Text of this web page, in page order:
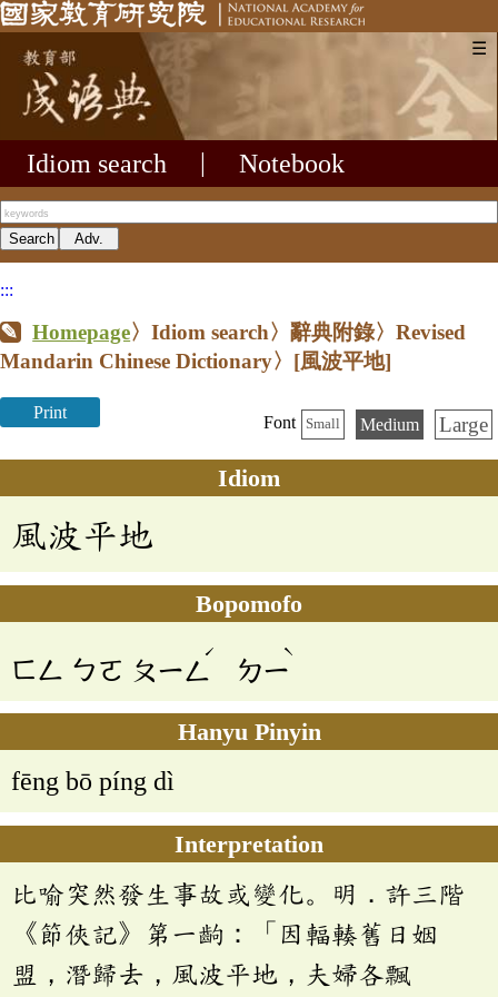
☰
Idiom search Notebook
:::
Homepage〉Idiom search〉辭典附錄〉Revised
Mandarin Chinese Dictionary〉 [風波平地]
Print
Font Small Medium Large
Idiom
風波平地
Bopomofo
ㄈㄥ ㄅㄛ ㄆㄧㄥ
ˊ
ㄉㄧ
ˋ
Hanyu Pinyin
fēng bō píng dì
Interpretation
比喻突然發生事故或變化。明．許三階
《節俠記》第一齣：「因輻輳舊日姻
盟，潛歸去，風波平地，夫婦各飄